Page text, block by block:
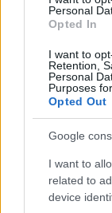
Personal
Opted In
I want to
Retention,
Personal
Purposes
Opted Out
Google
I want to
related to
device
Azért
mozgalmas
élményforrás.
Azért
történelmi és
írónak.
Azért
egész nap